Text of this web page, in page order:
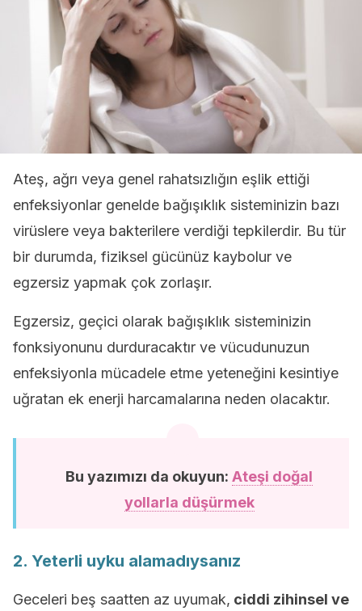
Ateş, ağrı veya genel rahatsızlığın eşlik ettiği
enfeksiyonlar genelde bağışıklık sisteminizin bazı
virüslere veya bakterilere verdiği tepkilerdir. Bu tür
bir durumda, fiziksel gücünüz kaybolur ve
egzersiz yapmak çok zorlaşır.
Egzersiz, geçici olarak bağışıklık sisteminizin
fonksiyonunu durduracaktır ve vücudunuzun
enfeksiyonla mücadele etme yeteneğini kesintiye
uğratan ek enerji harcamalarına neden olacaktır.
Bu yazımızı da okuyun: Ateşi doğal
yollarla düşürmek
2. Yeterli uyku alamadıysanız
Geceleri beş saatten az uyumak, ciddi zihinsel ve